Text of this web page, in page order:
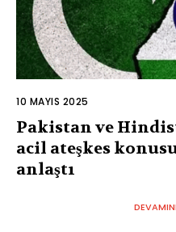
10 MAYIS 2025
Pakistan ve
acil ateşkes
anlaştı